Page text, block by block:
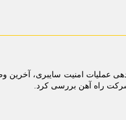
عملیات امنیت سایبری،
راه آهن بررسی کرد.